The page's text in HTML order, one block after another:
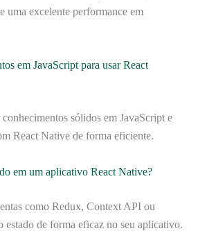
uma excelente performance em
em JavaScript para usar React
sólidos em JavaScript e
React Native de forma eficiente.
em um aplicativo React Native?
como Redux, Context API ou
estado de forma eficaz no seu aplicativo.